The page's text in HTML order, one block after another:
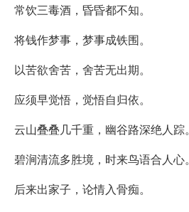
常饮三毒酒，昏昏都不知。
将钱作梦事，梦事成铁围。
以苦欲舍苦，舍苦无出期。
应须早觉悟，觉悟自归依。
云山叠叠几千重，幽谷路深绝人踪。
碧涧清流多胜境，时来鸟语合人心。
后来出家子，论情入骨痴。